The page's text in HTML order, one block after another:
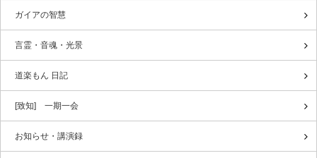
ガイアの智慧
言霊・音魂・光景
道楽もん 日記
[致知] 一期一会
お知らせ・講演録